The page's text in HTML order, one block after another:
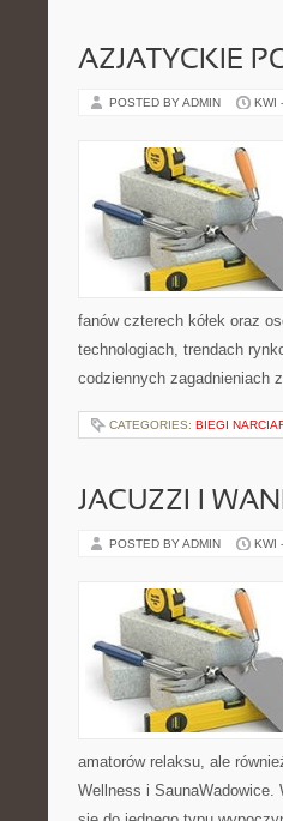
AZJATYCKIE
POSTED BY ADMIN KWI
fanów czterech kółek oraz
technologiach, trendach
codziennych zagadnieniach
CATEGORIES: BIEGI
JACUZZI I
POSTED BY ADMIN KWI
amatorów relaksu, ale
Wellness i SaunaWadowice.